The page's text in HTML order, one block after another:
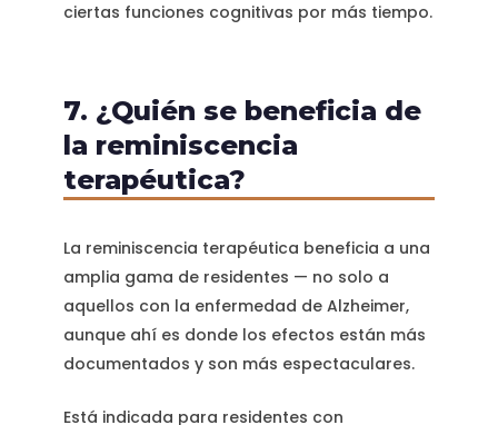
ciertas funciones cognitivas por más tiempo.
7. ¿Quién se beneficia de
la reminiscencia
terapéutica?
La reminiscencia terapéutica beneficia a una
amplia gama de residentes — no solo a
aquellos con la enfermedad de Alzheimer,
aunque ahí es donde los efectos están más
documentados y son más espectaculares.
Está indicada para residentes con